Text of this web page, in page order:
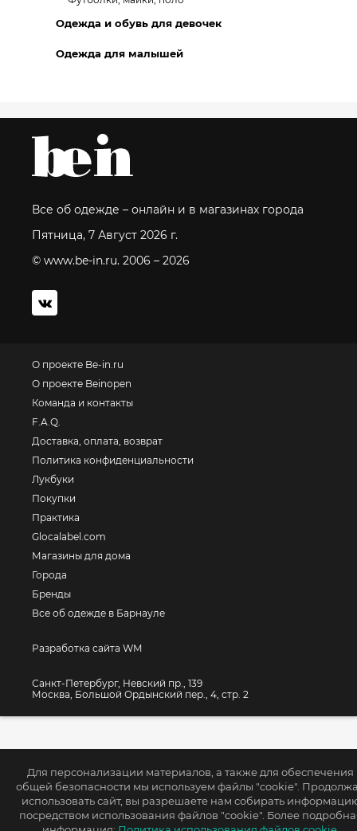
Для персонализации материалов, а также для обеспечения
общей безопасности мы используем файлы "cookie".
использовать сайт, вы разрешаете нам собирать
посредством использования файлов "cookie". Более
Одежда и обувь для девочек
Одежда для малышей
Все об одежде – онлайн и в магазинах города
Пятница, 7 Август 2026 г.
© www.be-in.ru. 2006 – 2026
О проекте Be-in.ru
О проекте Beinopen
Команда и контакты
F.A.Q.
Доставка, оплата, возврат
Политика конфиденциальности
Лукбуки
Покупки
Практика
Glocalabel.com
Магазины для дома
Города
Бренды
Все об одежде в Барнауле
Разработка сайта WM
Санкт-Петербург, Невский пр., 139
Москва, Большой Ордынский пер., 4, стр. 2